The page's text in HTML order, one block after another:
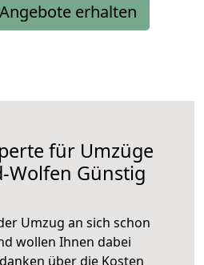
erhalten
für Umzüge
Wolfen Günstig
Umzug an sich schon
wollen Ihnen dabei
über die Kosten